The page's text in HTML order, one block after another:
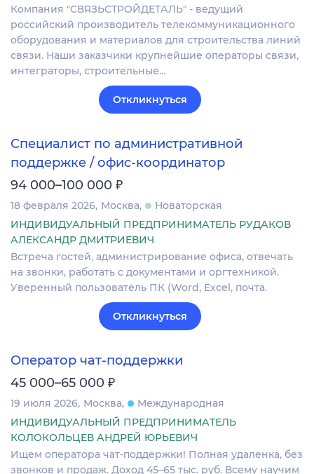
Компания "СВЯЗЬСТРОЙДЕТАЛЬ" - ведущий
российский производитель телекоммуникационного
оборудования и материалов для строительства линий
связи. Наши заказчики крупнейшие операторы связи,
интеграторы, строительные…
Откликнуться
Специалист по административной
поддержке / офис-координатор
94 000–100 000 ₽
18 февраля 2026 Москва
Новаторская
ИНДИВИДУАЛЬНЫЙ ПРЕДПРИНИМАТЕЛЬ РУДАКОВ
АЛЕКСАНДР ДМИТРИЕВИЧ
Встреча гостей, администрирование офиса, отвечать
на звонки, работать с документами и оргтехникой.
Уверенный пользователь ПК (Word, Excel, почта.
Откликнуться
Оператор чат-поддержки
45 000–65 000 ₽
19 июля 2026 Москва
Международная
ИНДИВИДУАЛЬНЫЙ ПРЕДПРИНИМАТЕЛЬ
КОЛОКОЛЬЦЕВ АНДРЕЙ ЮРЬЕВИЧ
Ищем оператора чат-поддержки! Полная удаленка, без
звонков и продаж. Доход 45–65 тыс. руб. Всему научим